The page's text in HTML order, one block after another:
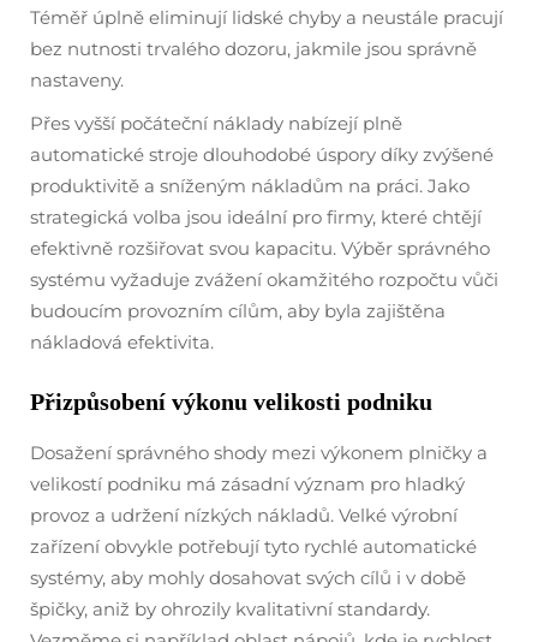
Téměř úplně eliminují lidské chyby a neustále pracují
bez nutnosti trvalého dozoru, jakmile jsou správně
nastaveny.
Přes vyšší počáteční náklady nabízejí plně
automatické stroje dlouhodobé úspory díky zvýšené
produktivitě a sníženým nákladům na práci. Jako
strategická volba jsou ideální pro firmy, které chtějí
efektivně rozšiřovat svou kapacitu. Výběr správného
systému vyžaduje zvážení okamžitého rozpočtu vůči
budoucím provozním cílům, aby byla zajištěna
nákladová efektivita.
Přizpůsobení výkonu velikosti podniku
Dosažení správného shody mezi výkonem plničky a
velikostí podniku má zásadní význam pro hladký
provoz a udržení nízkých nákladů. Velké výrobní
zařízení obvykle potřebují tyto rychlé automatické
systémy, aby mohly dosahovat svých cílů i v době
špičky, aniž by ohrozily kvalitativní standardy.